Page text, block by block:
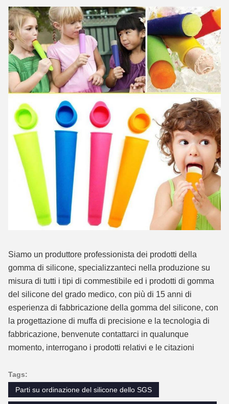
Siamo un produttore professionista dei prodotti della
gomma di silicone, specializzanteci nella produzione su
misura di tutti i tipi di commestibile ed i prodotti di gomma
del silicone del grado medico, con più di 15 anni di
esperienza di fabbricazione della gomma del silicone, con
la progettazione di muffa di precisione e la tecnologia di
fabbricazione, benvenute contattarci in qualunque
momento, interrogano i prodotti relativi e le citazioni
Tags:
Parti su ordinazione del silicone dello SGS